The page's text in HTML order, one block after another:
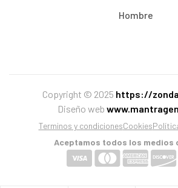
Hombre
Copyright © 2025 https://
Diseño web
Terminos y condicionesCookies
Aceptamos todos los medios